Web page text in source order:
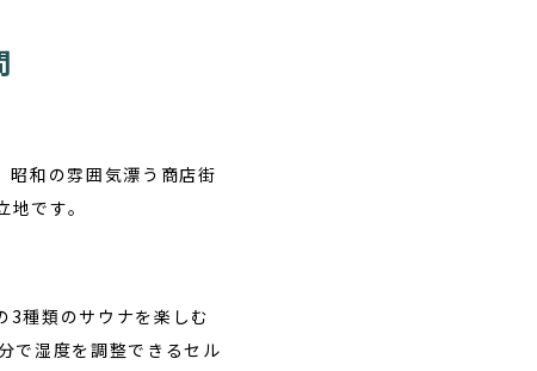
昭和の雰囲気漂う商店街
です。
3種類のサウナを楽しむ
で湿度を調整できるセル